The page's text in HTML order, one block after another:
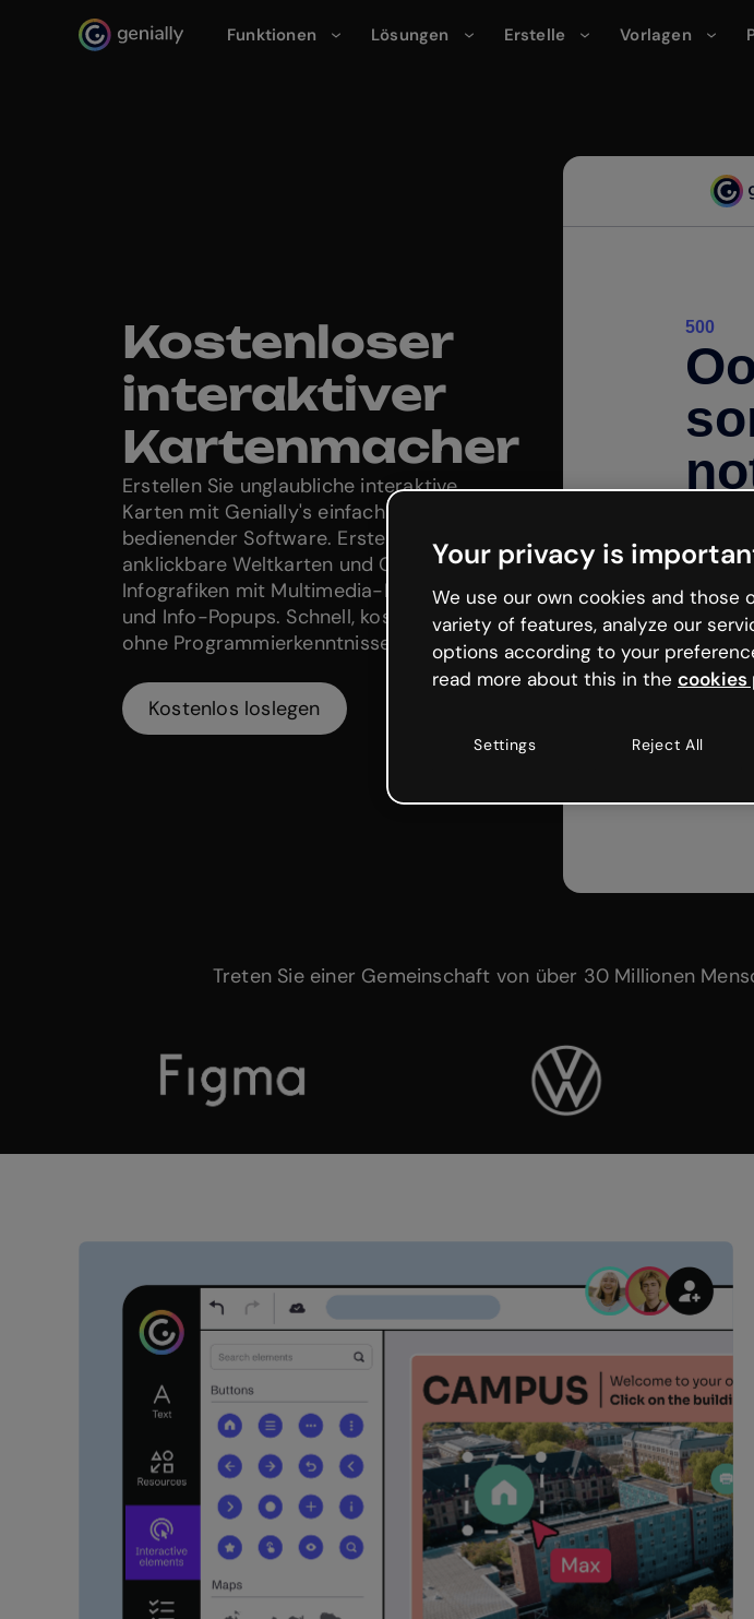
Genialy home page
Funktionen Lösungen Erstelle Vorlagen
Kostenloser
interaktiver
Kartenmacher
Erstellen Sie unglaubliche interaktive
Karten mit Genially's einfach zu
bedienender Software. Erstellen Sie
anklickbare Weltkarten und Geografie-
Infografiken mit Multimedia-Elementen
und Info-Popups. Schnell, kostenlos und
ohne Programmierkenntnisse!
Kostenlos loslegen
Treten Sie einer Gemeinschaft von über 30 Millionen
Your privacy is
We use our own cookies and those
variety of features, analyze our
options according to your
read more about this in the cookies
Settings Reject All